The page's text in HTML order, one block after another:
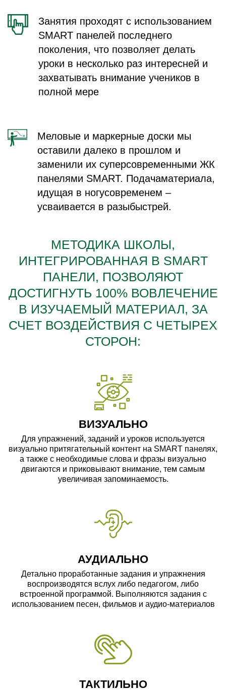
Занятия проходят с использованием
SMART панелей последнего
поколения, что позволяет делать
уроки в несколько раз интересней и
захватывать внимание учеников в
полной мере
Меловые и маркерные доски мы
оставили далеко в прошлом и
заменили их суперсовременными ЖК
панелями SMART. Подачаматериала,
идущая в ногусовременем –
усваивается в разыбыстрей.
МЕТОДИКА ШКОЛЫ,
ИНТЕГРИРОВАННАЯ В SMART
ПАНЕЛИ, ПОЗВОЛЯЮТ
ДОСТИГНУТЬ 100% ВОВЛЕЧЕНИЕ
В ИЗУЧАЕМЫЙ МАТЕРИАЛ, ЗА
СЧЕТ ВОЗДЕЙСТВИЯ С ЧЕТЫРЕХ
СТОРОН:
ВИЗУАЛЬНО
Для упражнений, заданий и уроков используется
визуально притягательный контент на SMART панелях,
а также с необходимые слова и фразы визуально
двигаются и приковывают внимание, тем самым
увеличивая запоминаемость.
АУДИАЛЬНО
Детально проработанные задания и упражнения
воспроизводятся вслух либо педагогом, либо
встроенной программой. Выполняются задания с
использованием песен, фильмов и аудио-материалов
ТАКТИЛЬНО